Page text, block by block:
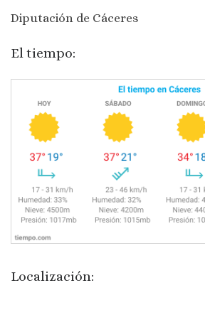
Diputación de Cáceres
El tiempo:
Localización: